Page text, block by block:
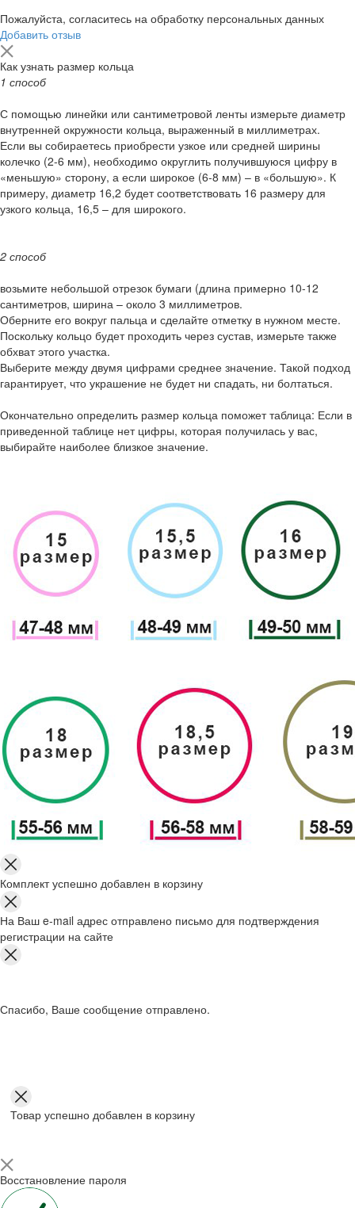
Пожалуйста, согласитесь на обработку персональных данных
Добавить отзыв
Как узнать размер кольца
1 способ
С помощью линейки или сантиметровой ленты измерьте диаметр
внутренней окружности кольца, выраженный в миллиметрах.
Если вы собираетесь приобрести узкое или средней ширины
колечко (2-6 мм), необходимо округлить получившуюся цифру в
«меньшую» сторону, а если широкое (6-8 мм) – в «большую». К
примеру, диаметр 16,2 будет соответствовать 16 размеру для
узкого кольца, 16,5 – для широкого.
2 способ
возьмите небольшой отрезок бумаги (длина примерно 10-12
сантиметров, ширина – около 3 миллиметров.
Оберните его вокруг пальца и сделайте отметку в нужном месте.
Поскольку кольцо будет проходить через сустав, измерьте также
обхват этого участка.
Выберите между двумя цифрами среднее значение. Такой подход
гарантирует, что украшение не будет ни спадать, ни болтаться.
Окончательно определить размер кольца поможет таблица: Если в
приведенной таблице нет цифры, которая получилась у вас,
выбирайте наиболее близкое значение.
Комплект успешно добавлен в корзину
На Ваш e-mail адрес отправлено письмо для подтверждения
регистрации на сайте
Спасибо, Ваше сообщение отправлено.
Товар успешно добавлен в корзину
Восстановление пароля